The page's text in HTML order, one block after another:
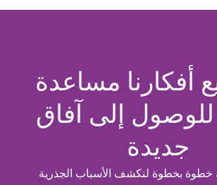
أفكارنا مساعدة
إلى آفاق
جديدة
بخطوة لنكشف الأسباب الجذرية